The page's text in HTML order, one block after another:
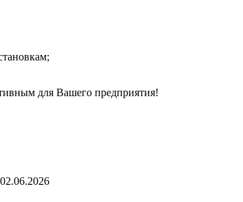
для Вашего предприятия!
02.06.2026